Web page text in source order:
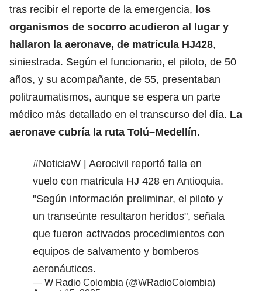
tras recibir el reporte de la emergencia, los
organismos de socorro acudieron al lugar y
hallaron la aeronave, de matrícula HJ428,
siniestrada. Según el funcionario, el piloto, de 50
años, y su acompañante, de 55, presentaban
politraumatismos, aunque se espera un parte
médico más detallado en el transcurso del día. La
aeronave cubría la ruta Tolú–Medellín.
#NoticiaW | Aerocivil reportó falla en
vuelo con matricula HJ 428 en Antioquia.
"Según información preliminar, el piloto y
un transeúnte resultaron heridos", señala
que fueron activados procedimientos con
equipos de salvamento y bomberos
aeronáuticos.
— W Radio Colombia (@WRadioColombia)